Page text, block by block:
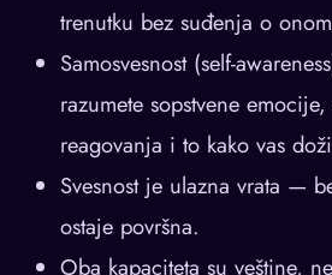
trenutku bez suđenja o
Samosvesnost (self-
razumete sopstvene
reagovanja i to kako vas
Svesnost je ulazna vrata —
ostaje površna.
Oba kapaciteta su veštine,